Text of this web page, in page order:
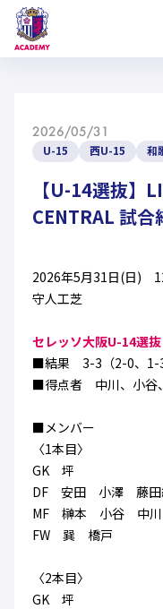
西U-15
ガールズU-15
試合日程
U-18
西U-15
U-12
ガールズU-15
選手
U-18
西U-15
U-12
ガールズU-15
セレクション
セレク
アカデミー
セレクション
フィロソフィー
2026/05/31
U-15 西U-15 和
【U-14選抜】
CENTRAL 試合
2026年5月31日(日)
守人工芝
セレッソ大阪U-14選抜
■結果 3-3（2-0、1-
■得点者 中川、小谷
■メンバー
〈1本目〉
GK 坪
DF 安田 小澤 藤
MF 榊本 小谷 中
FW 巽 橋戸
〈2本目〉
GK 坪